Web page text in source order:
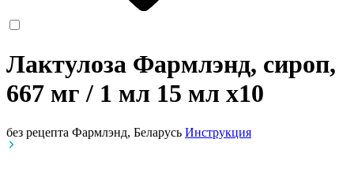
Лактулоза Фармлэнд, сироп,
667 мг / 1 мл 15 мл x10
без рецепта Фармлэнд, Беларусь Инструкция